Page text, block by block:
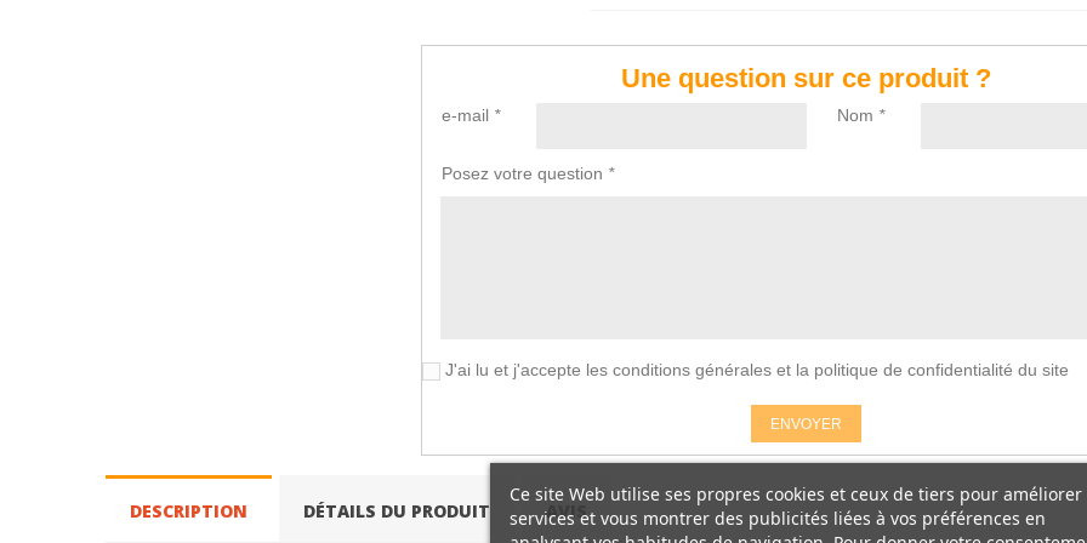
Une question sur ce produit ?
e-mail * Nom *
Posez votre question *
J'ai lu et j'accepte les conditions générales et la politique de confidentialité du site
ENVOYER
DESCRIPTION DÉTAILS DU PRODUIT AVIS
Ce site Web utilise ses propres cookies et ceux de tiers pour améliorer
services et vous montrer des publicités liées à vos préférences en